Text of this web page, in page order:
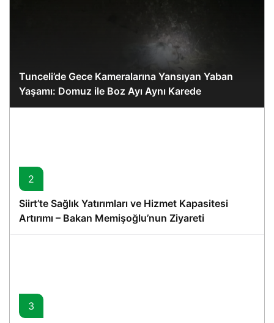
Tunceli’de Gece Kameralarına Yansıyan Yaban
Yaşamı: Domuz ile Boz Ayı Aynı Karede
2
Siirt’te Sağlık Yatırımları ve Hizmet Kapasitesi
Artırımı – Bakan Memişoğlu’nun Ziyareti
3